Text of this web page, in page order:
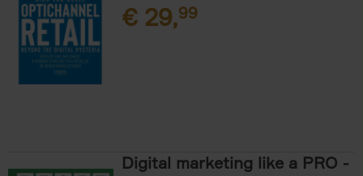
€ 29,99
Digital marketing like a PRO -